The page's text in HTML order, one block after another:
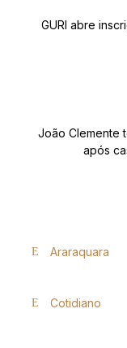
GURI abre
João Clemente
após
Araraquara
Cotidiano